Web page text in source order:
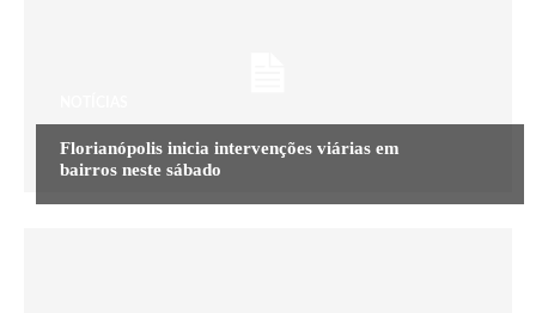
Florianópolis inicia intervenções viárias em
bairros neste sábado